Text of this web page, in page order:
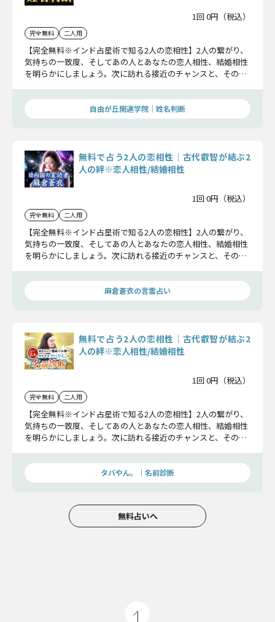
1回 0円（税込）
完全無料 二人用
【完全無料※インド占星術で知る2人の恋相性】2人の繋がり、
気持ちの一致度、そしてあの人とあなたの恋人相性、結婚相性
を明らかにしましょう。次に訪れる接近のチャンスと、その後
自由が丘開運学院│姓名判断
無料で占う2人の恋相性｜古代叡智が結ぶ2
人の絆※恋人相性/結婚相性
1回 0円（税込）
完全無料 二人用
【完全無料※インド占星術で知る2人の恋相性】2人の繋がり、
気持ちの一致度、そしてあの人とあなたの恋人相性、結婚相性
を明らかにしましょう。次に訪れる接近のチャンスと、その後
麻倉蒼衣の言霊占い
無料で占う2人の恋相性｜古代叡智が結ぶ2
人の絆※恋人相性/結婚相性
1回 0円（税込）
完全無料 二人用
【完全無料※インド占星術で知る2人の恋相性】2人の繋がり、
気持ちの一致度、そしてあの人とあなたの恋人相性、結婚相性
を明らかにしましょう。次に訪れる接近のチャンスと、その後
タバやん。｜名前診断
無料占いへ